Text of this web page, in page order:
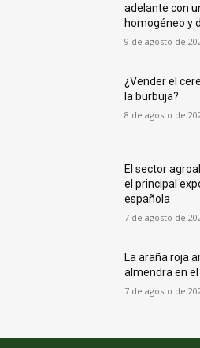
adelante con
homogéneo y
9 de agosto de
¿Vender el
la burbuja?
8 de agosto de
El sector
el principal
española
7 de agosto de
La araña roja
almendra en
7 de agosto de